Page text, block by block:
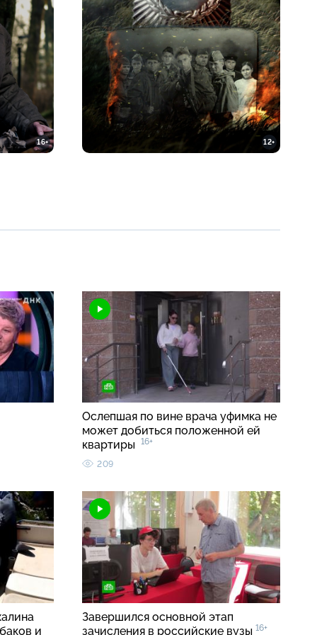
16+ 12+
Ослепшая по вине врача уфимка не
может добиться положенной ей
квартиры
16+
209
и
Завершился основной этап
зачисления в российские вузы 16+